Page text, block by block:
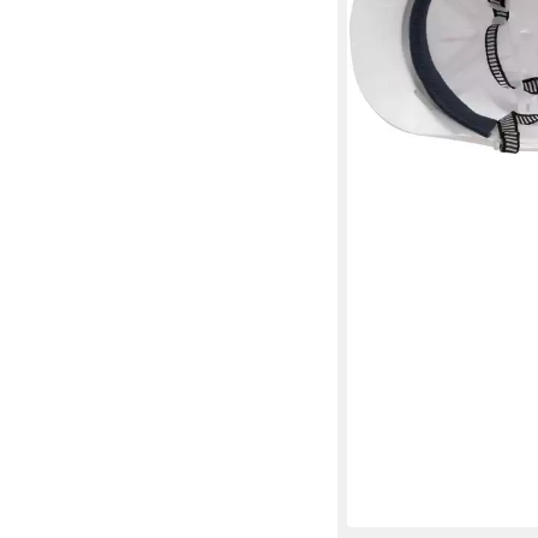
5,90 €
in 6-8 Werktagen bei dir